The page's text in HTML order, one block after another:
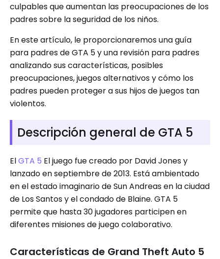
culpables que aumentan las preocupaciones de los
padres sobre la seguridad de los niños.
En este artículo, le proporcionaremos una guía
para padres de GTA 5 y una revisión para padres
analizando sus características, posibles
preocupaciones, juegos alternativos y cómo los
padres pueden proteger a sus hijos de juegos tan
violentos.
Descripción general de GTA 5
ElGTA 5 El juego fue creado por David Jones y
lanzado en septiembre de 2013. Está ambientado
en el estado imaginario de Sun Andreas en la ciudad
de Los Santos y el condado de Blaine. GTA 5
permite que hasta 30 jugadores participen en
diferentes misiones de juego colaborativo.
Características de Grand Theft Auto 5